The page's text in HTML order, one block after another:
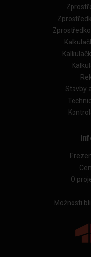
Stavby
O
Možnosti